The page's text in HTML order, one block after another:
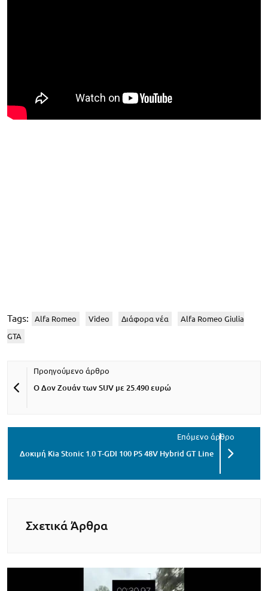
Tags: Alfa Romeo Video Διάφορα νέα Alfa Romeo Giulia
GTA
Ο Δον Ζουάν των SUV με 25.490 ευρώ
Δοκιμή Kia Stonic 1.0 T-GDI 100 PS 48V Hybrid GT Line
Σχετικά Άρθρα